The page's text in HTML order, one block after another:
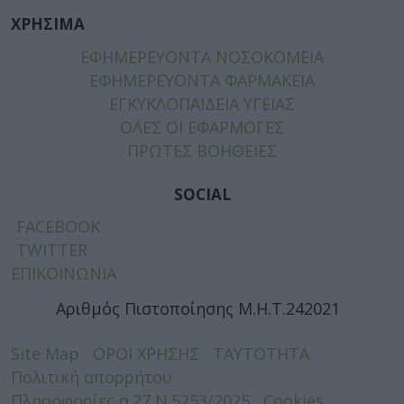
ΧΡΗΣΙΜΑ
ΕΦΗΜΕΡΕΥΟΝΤΑ ΝΟΣΟΚΟΜΕΙΑ
ΕΦΗΜΕΡΕΥΟΝΤΑ ΦΑΡΜΑΚΕΙΑ
ΕΓΚΥΚΛΟΠΑΙΔΕΙΑ ΥΓΕΙΑΣ
ΟΛΕΣ ΟΙ ΕΦΑΡΜΟΓΕΣ
ΠΡΩΤΕΣ ΒΟΗΘΕΙΕΣ
SOCIAL
FACEBOOK
TWITTER
ΕΠΙΚΟΙΝΩΝΙΑ
Αριθμός Πιστοποίησης Μ.Η.Τ.242021
Site Map ΟΡΟΙ ΧΡΗΣΗΣ
ΤΑΥΤΟΤΗΤΑ
Πολιτική απορρήτου